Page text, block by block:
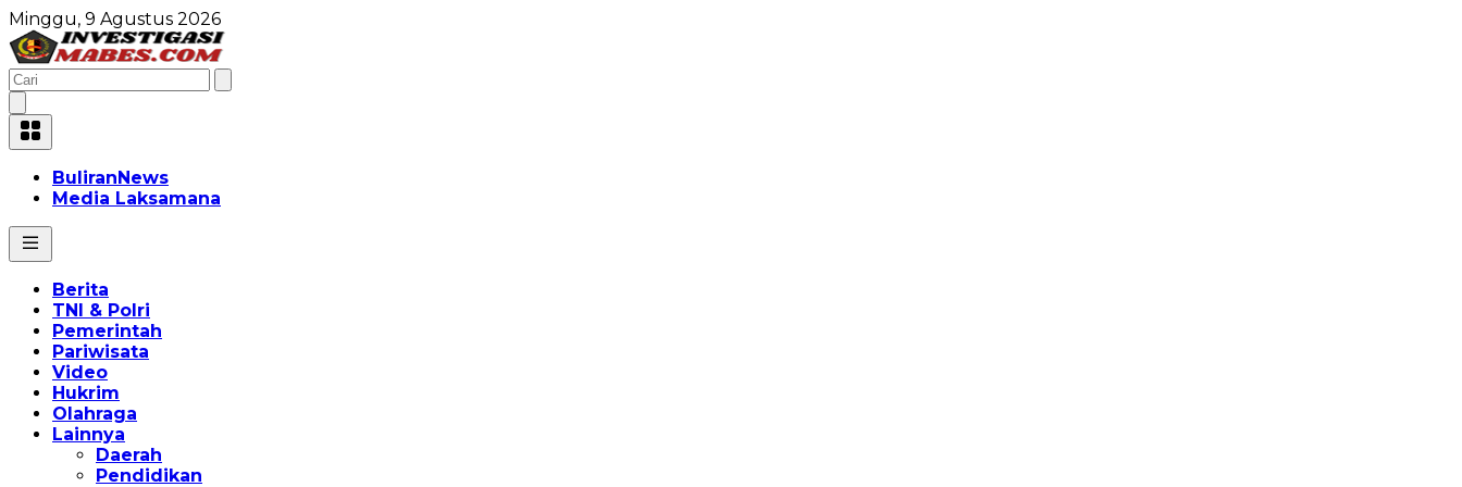
Minggu, 9 Agustus 2026
BuliranNews
Media Laksamana
Berita
TNI & Polri
Pemerintah
Pariwisata
Video
Hukrim
Olahraga
Lainnya
Daerah
Pendidikan